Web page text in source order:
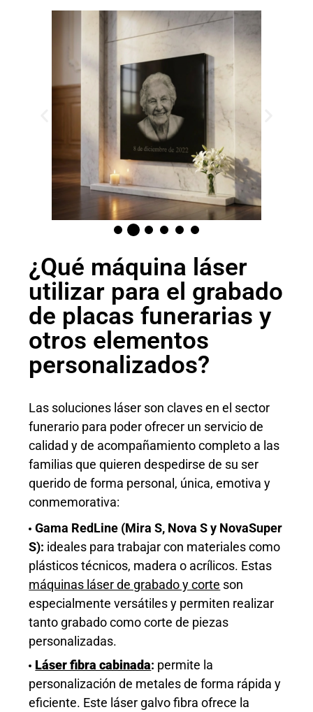
¿Qué máquina láser
utilizar para el grabado
de placas funerarias y
otros elementos
personalizados?
Las soluciones láser son claves en el sector
funerario para poder ofrecer un servicio de
calidad y de acompañamiento completo a las
familias que quieren despedirse de su ser
querido de forma personal, única, emotiva y
conmemorativa:
Gama RedLine (Mira S, Nova S y NovaSuper
S): ideales para trabajar con materiales como
plásticos técnicos, madera o acrílicos. Estas
máquinas láser de grabado y corte son
especialmente versátiles y permiten realizar
tanto grabado como corte de piezas
personalizadas.
Láser fibra cabinada: permite la
personalización de metales deforma rápida y
eficiente. Este láser galvo fibra ofrece la